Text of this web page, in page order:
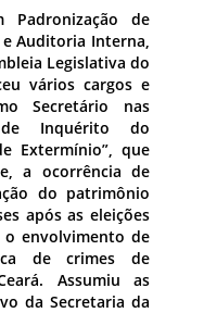
Padronização de
Auditoria Interna,
Legislativa do
vários cargos e
Secretário nas
de Inquérito do
Extermínio”, que
a ocorrência de
do patrimônio
após as eleições
envolvimento de
de crimes de
Assumiu as
da Secretaria da